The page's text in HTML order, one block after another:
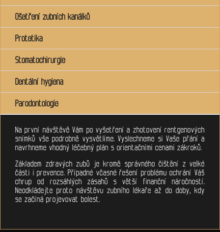
Ošetření zubních kanálků
Protetika
Stomatochirurgie
Dentální hygiena
Parodontologie
Na první návštěvě Vám po vyšetření a zhotovení rentgenových
snímků vše podrobně vysvětlíme. Vyslechneme si Vaše přání a
navrhneme vhodný léčebný plán s orientačními cenami zákroků.
Základem zdravých zubů je kromě správného čištění z velké
části i prevence. Případné včasné řešení problému ochrání Váš
chrup od rozsáhlých zásahů s větší finanční náročností.
Neodkládejte proto návštěvu zubního lékaře až do doby, kdy
se začíná projevovat bolest.